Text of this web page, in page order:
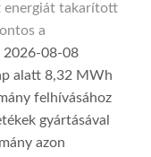
energiát takarított
a
2026-08-08
alatt 8,32 MWh
felhívásához
gyártásával
azon